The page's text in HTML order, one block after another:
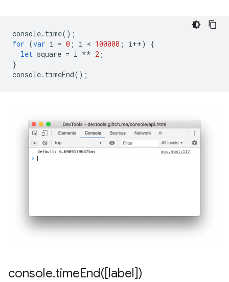
console. time();
for (var i = 0 ; i < 100000 ; i++)
{
let square = i ** 2 ;
}
console. timeEnd();
console.timeEnd([label])